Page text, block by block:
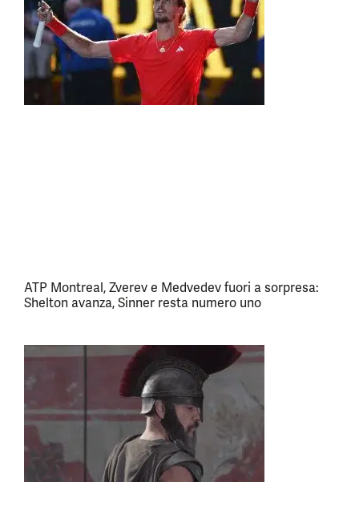
ATP Montreal, Zverev e Medvedev fuori a sorpresa:
Shelton avanza, Sinner resta numero uno